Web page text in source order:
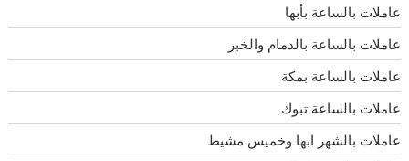
عاملات بالساعة بأبها
عاملات بالساعة بالدمام والخبر
عاملات بالساعة بمكة
عاملات بالساعة تبوك
عاملات بالشهر ابها وخميس مشيط